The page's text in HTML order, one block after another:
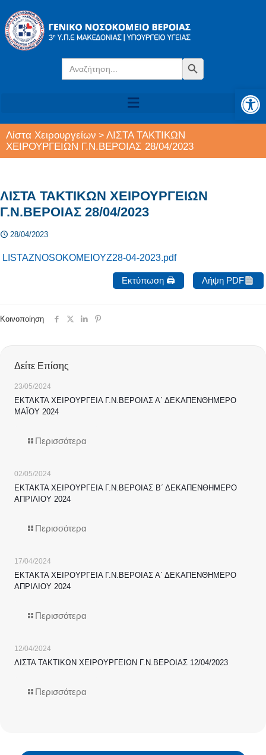
Search
for:
Search Button
Λίστα Χειρουργείων > ΛΙΣΤΑ ΤΑΚΤΙΚΩΝ
ΧΕΙΡΟΥΡΓΕΙΩΝ Γ.Ν.ΒΕΡΟΙΑΣ 28/04/2023
ΛΙΣΤΑ ΤΑΚΤΙΚΩΝ ΧΕΙΡΟΥΡΓΕΙΩΝ
Γ.Ν.ΒΕΡΟΙΑΣ 28/04/2023
28/04/2023
LISTAZNOSOKOMEIOYZ28-04-2023.pdf
Εκτύπωση 🖨 Λήψη PDF
Κοινοποίηση
Δείτε Επίσης
23/05/2024
ΕΚΤΑΚΤΑ ΧΕΙΡΟΥΡΓΕΙΑ Γ.Ν.ΒΕΡΟΙΑΣ Α΄ ΔΕΚΑΠΕΝΘΗΜΕΡΟ
ΜΑΪΟΥ 2024
Περισσότερα
02/05/2024
ΕΚΤΑΚΤΑ ΧΕΙΡΟΥΡΓΕΙΑ Γ.Ν.ΒΕΡΟΙΑΣ Β΄ ΔΕΚΑΠΕΝΘΗΜΕΡΟ
ΑΠΡΙΛΙΟΥ 2024
Περισσότερα
17/04/2024
ΕΚΤΑΚΤΑ ΧΕΙΡΟΥΡΓΕΙΑ Γ.Ν.ΒΕΡΟΙΑΣ Α΄ ΔΕΚΑΠΕΝΘΗΜΕΡΟ
ΑΠΡΙΛΙΟΥ 2024
Περισσότερα
12/04/2024
ΛΙΣΤΑ ΤΑΚΤΙΚΩΝ ΧΕΙΡΟΥΡΓΕΙΩΝ Γ.Ν.ΒΕΡΟΙΑΣ 12/04/2023
Περισσότερα